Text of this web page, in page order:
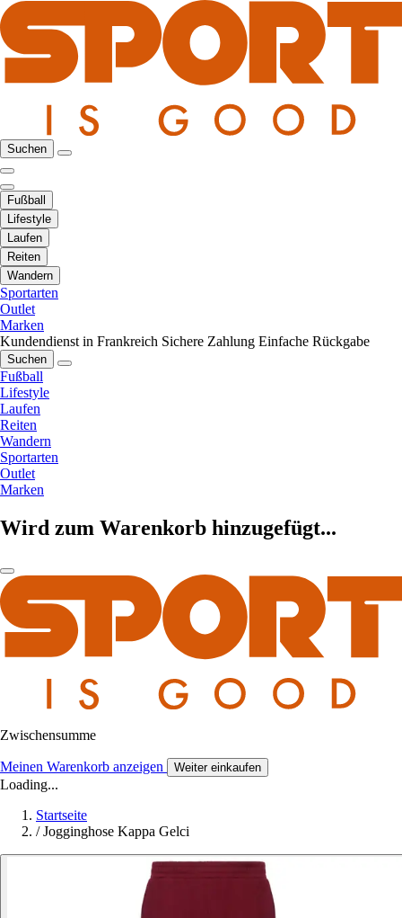
Suchen
Fußball
Lifestyle
Laufen
Reiten
Wandern
Sportarten
Outlet
Marken
Kundendienst in Frankreich Sichere Zahlung Einfache Rückgabe
Suchen
Fußball
Lifestyle
Laufen
Reiten
Wandern
Sportarten
Outlet
Marken
Wird zum Warenkorb hinzugefügt...
Zwischensumme
Meinen Warenkorb anzeigen Weiter einkaufen
Loading...
Startseite
/ Jogginghose Kappa Gelci